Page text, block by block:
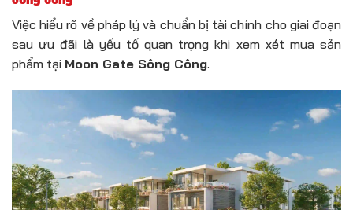
Việc hiểu rõ về pháp lý và chuẩn bị tài chính cho giai đoạn
sau ưu đãi là yếu tố quan trọng khi xem xét mua sản
phẩm tại Moon Gate Sông Công.